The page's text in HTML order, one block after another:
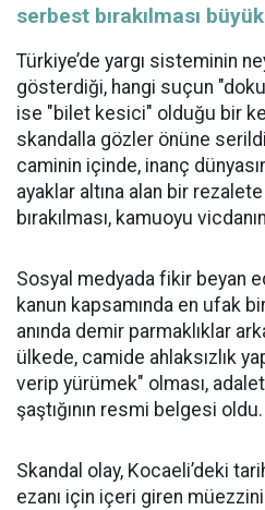
serbest bırakılması
Türkiye’de yargı sisteminin
gösterdiği, hangi suçun
ise "bilet kesici" olduğu bir
skandalla gözler önüne
caminin içinde, inanç
ayaklar altına alan bir
bırakılması, kamuoyu
Sosyal medyada fikir beyan
kanun kapsamında en ufak
anında demir parmaklıklar
ülkede, camide ahlaksızlık
verip yürümek" olması,
şaştığının resmi belgesi oldu.
Skandal olay, Kocaeli’deki
ezanı için içeri giren